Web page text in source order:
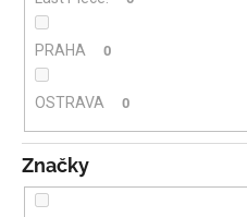
PRAHA 0
OSTRAVA 0
Značky